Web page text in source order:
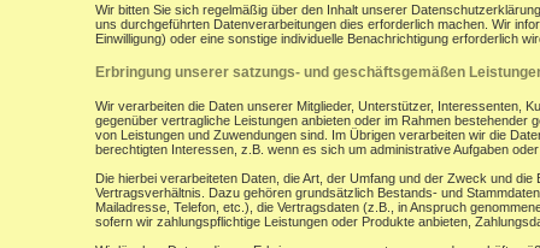
Wir bitten Sie sich regelmäßig über den Inhalt unserer
uns durchgeführten Datenverarbeitungen dies erforderlich machen. Wir
Einwilligung) oder eine sonstige individuelle Benachrichtigung erforderlich
Erbringung unserer satzungs- und geschäftsgemäßen
Wir verarbeiten die Daten unserer Mitglieder, Unterstützer, Interessenten,
gegenüber vertragliche Leistungen anbieten oder im Rahmen
von Leistungen und Zuwendungen sind. Im Übrigen verarbeiten wir die
berechtigten Interessen, z.B. wenn es sich um administrative Aufgaben
Die hierbei verarbeiteten Daten, die Art, der Umfang und der Zweck und
Vertragsverhältnis. Dazu gehören grundsätzlich Bestands- und
Mailadresse, Telefon, etc.), die Vertragsdaten (z.B., in Anspruch
sofern wir zahlungspflichtige Leistungen oder Produkte anbieten,